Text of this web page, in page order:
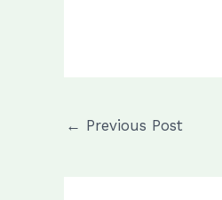
← Previous Post